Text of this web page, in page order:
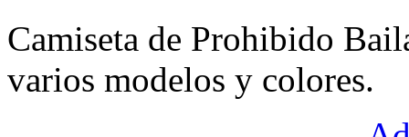
Camiseta de Prohibido
varios modelos y colores.